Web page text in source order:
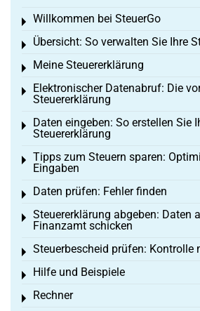
Willkommen bei SteuerGo
Toggle menu
Übersicht: So verwalten Sie Ihre
Toggle menu
Meine Steuererklärung
Toggle menu
Elektronischer Datenabruf: Die
Steuererklärung
Toggle menu
Daten eingeben: So erstellen Sie
Steuererklärung
Toggle menu
Tipps zum Steuern sparen:
Eingaben
Toggle menu
Daten prüfen: Fehler finden
Toggle menu
Steuererklärung abgeben: Daten
Finanzamt schicken
Toggle menu
Steuerbescheid prüfen: Kontrolle
Toggle menu
Hilfe und Beispiele
Toggle menu
Rechner
Toggle menu